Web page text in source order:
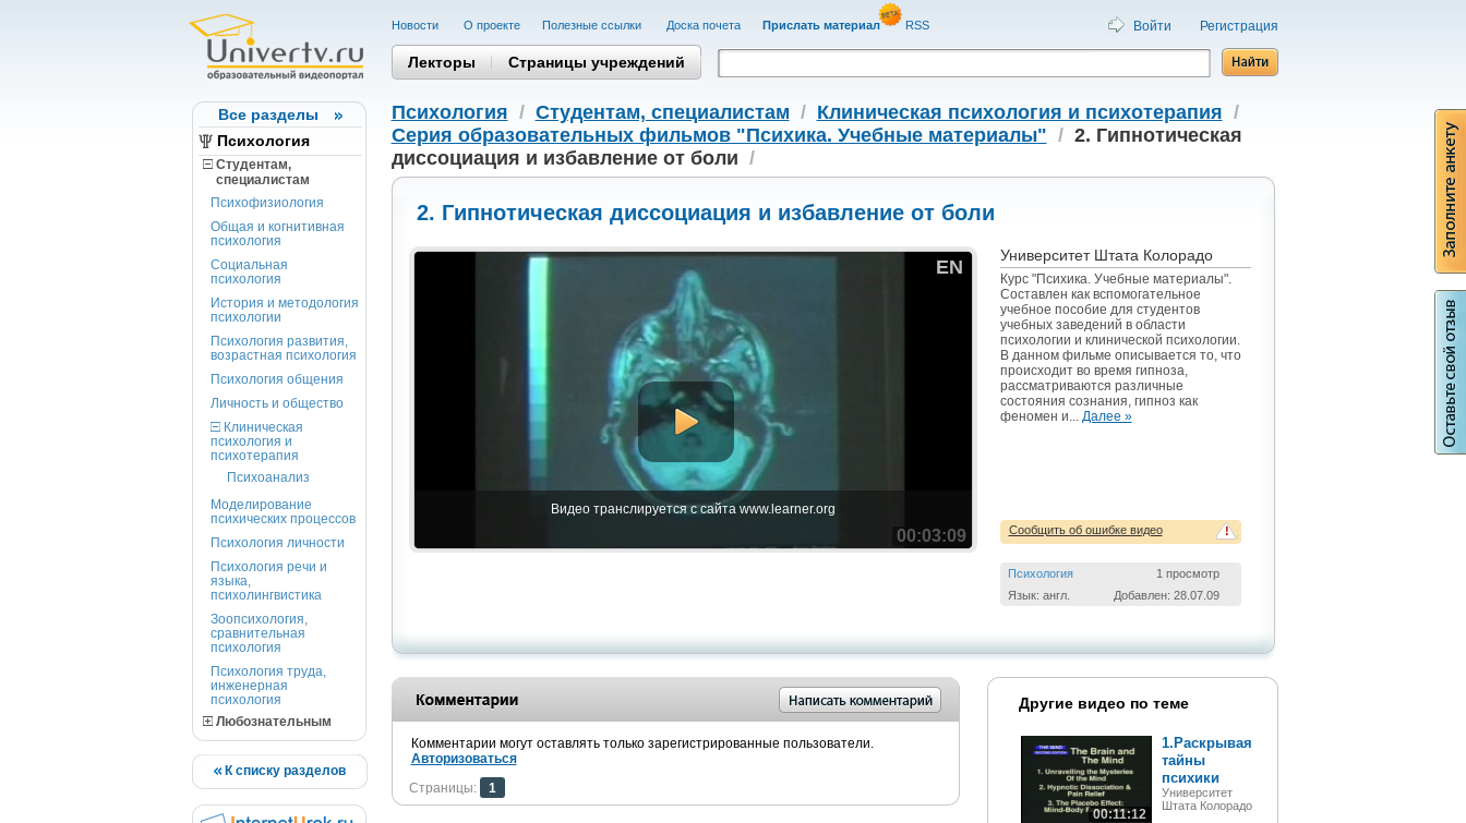
Все разделы
Психология
Студентам,
cпециалистам
Психофизиология
Общая и когнитивная
психология
Социальная
психология
История и методология
психологии
Психология развития,
возрастная психология
Психология общения
Личность и общество
Клиническая
психология и
психотерапия
Психоанализ
Моделирование
психических процессов
Психология личности
Психология речи и
языка,
психолингвистика
Зоопсихология,
сравнительная
психология
Психология труда,
инженерная
психология
Любознательным
К списку разделов
Новости О проекте Полезные cсылки Доска почета Прислать материал RSS Войти Регистрация
Лекторы Страницы учреждений
Психология / Студентам, cпециалистам / Клиническая психология и психотерапия /
Серия образовательных фильмов "Психика. Учебные материалы" / 2. Гипнотическая
диссоциация и избавление от боли /
2. Гипнотическая диссоциация и избавление от боли
EN
00:03:09
Видео транслируется с сайта www.learner.org
Университет Штата Колорадо
Курс "Психика. Учебные материалы".
Составлен как вспомогательное
учебное пособие для студентов
учебных заведений в области
психологии и клинической психологии.
В данном фильме описывается то, что
происходит во время гипноза,
рассматриваются различные
состояния сознания, гипноз как
феномен и... Далее »
!
Сообщить об ошибке видео
Психология
1 просмотр
Язык: англ.
Добавлен: 28.07.09
Комментарии могут оставлять только зарегистрированные пользователи.
Авторизоваться
Страницы:
1
Другие видео по теме
00:11:12
1.Раскрывая
тайны
психики
Университет
Штата Колорадо